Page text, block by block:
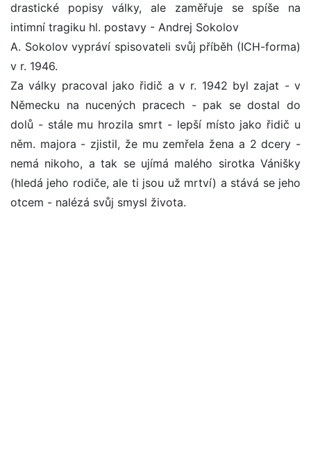
drastické popisy války, ale zaměřuje se spíše na
intimní tragiku hl. postavy - Andrej Sokolov
A. Sokolov vypráví spisovateli svůj příběh (ICH-forma)
v r. 1946.
Za války pracoval jako řidič a v r. 1942 byl zajat - v
Německu na nucených pracech - pak se dostal do
dolů - stále mu hrozila smrt - lepší místo jako řidič u
něm. majora - zjistil, že mu zemřela žena a 2 dcery -
nemá nikoho, a tak se ujímá malého sirotka Vánišky
(hledá jeho rodiče, ale ti jsou už mrtví) a stává se jeho
otcem - nalézá svůj smysl života.